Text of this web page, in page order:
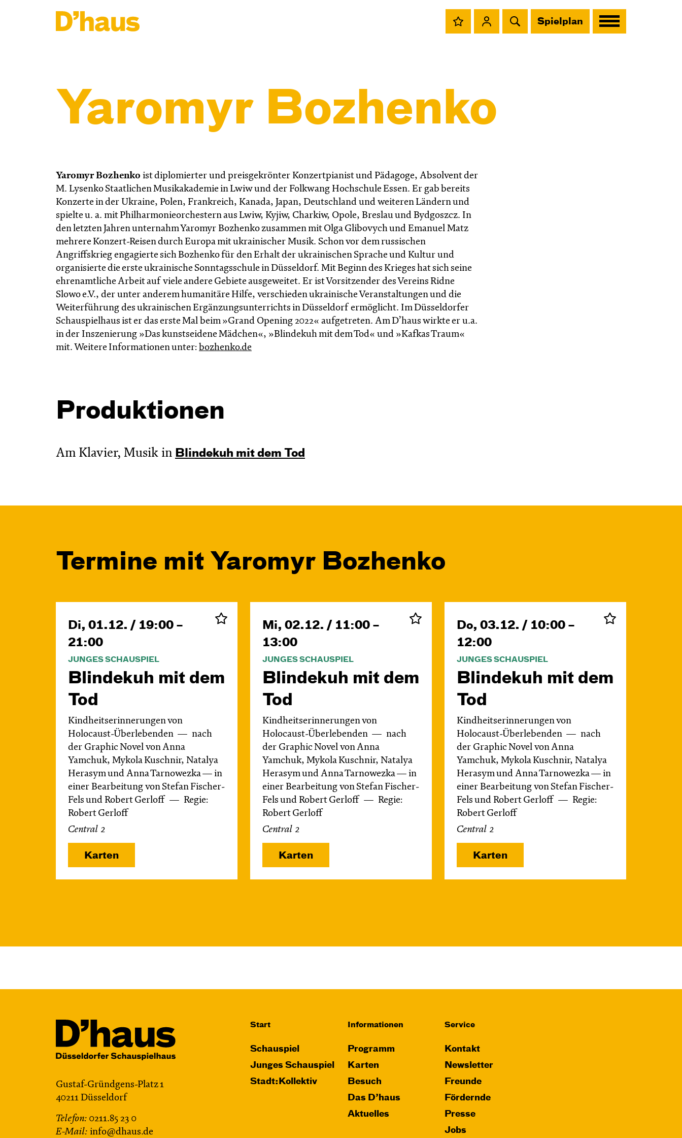
Spielplan
Yaromyr Bozhenko
Yaromyr Bozhenko ist diplomierter und preisgekrönter Konzertpianist und Pädagoge, Absolvent der
M. Lysenko Staatlichen Musikakademie in Lwiw und der Folkwang Hochschule Essen. Er gab bereits
Konzerte in der Ukraine, Polen, Frankreich, Kanada, Japan, Deutschland und weiteren Ländern und
spielte u. a. mit Philharmonieorchestern aus Lwiw, Kyjiw, Charkiw, Opole, Breslau und Bydgoszcz. In
den letzten Jahren unternahm Yaromyr Bozhenko zusammen mit Olga Glibovych und Emanuel Matz
mehrere Konzert-Reisen durch Europa mit ukrainischer Musik. Schon vor dem russischen
Angriffskrieg engagierte sich Bozhenko für den Erhalt der ukrainischen Sprache und Kultur und
organisierte die erste ukrainische Sonntagsschule in Düsseldorf. Mit Beginn des Krieges hat sich seine
ehrenamtliche Arbeit auf viele andere Gebiete ausgeweitet. Er ist Vorsitzender des Vereins Ridne
Slowo e.V., der unter anderem humanitäre Hilfe, verschieden ukrainische Veranstaltungen und die
Weiterführung des ukrainischen Ergänzungsunterrichts in Düsseldorf ermöglicht. Im Düsseldorfer
Schauspielhaus ist er das erste Mal beim »Grand Opening 2022« aufgetreten. Am D’haus wirkte er u.a.
in der Inszenierung »Das kunstseidene Mädchen«, »Blindekuh mit dem Tod« und »Kafkas Traum«
mit. Weitere Informationen unter: bozhenko.de
Produktionen
Am Klavier, Musik in Blinde­kuh mit dem Tod
Termine mit Yaromyr Bozhenko
Di, 01.12. / 19:00 –
21:00
JUNGES SCHAUSPIEL
Blinde­kuh mit dem
Tod
Kindheitserinnerungen von
Holocaust-Überlebenden
nach
der Graphic Novel von Anna
Yamchuk, Mykola Kuschnir, Natalya
Herasym und Anna Tarnowezka — in
einer Bearbeitung von Stefan Fischer-
Fels und Robert Gerloff
Regie:
Robert Gerloff
Central 2
Karten
Mi, 02.12. / 11:00 –
13:00
JUNGES SCHAUSPIEL
Blinde­kuh mit dem
Tod
Kindheitserinnerungen von
Holocaust-Überlebenden
nach
der Graphic Novel von Anna
Yamchuk, Mykola Kuschnir, Natalya
Herasym und Anna Tarnowezka — in
einer Bearbeitung von Stefan Fischer-
Fels und Robert Gerloff
Regie:
Robert Gerloff
Central 2
Karten
Do, 03.12. / 10:00 –
12:00
JUNGES SCHAUSPIEL
Blinde­kuh mit dem
Tod
Kindheitserinnerungen von
Holocaust-Überlebenden
nach
der Graphic Novel von Anna
Yamchuk, Mykola Kuschnir, Natalya
Herasym und Anna Tarnowezka — in
einer Bearbeitung von Stefan Fischer-
Fels und Robert Gerloff
Regie:
Robert Gerloff
Central 2
Karten
Gustaf-Gründgens-Platz 1
40211 Düsseldorf
Telefon: 0211.85 23 0
E-Mail: info@dhaus.de
Start
Schauspiel
Junges Schauspiel
Stadt:Kollektiv
Informationen
Programm
Karten
Besuch
Das D’haus
Aktuelles
Service
Kontakt
Newsletter
Freunde
Fördernde
Presse
Jobs